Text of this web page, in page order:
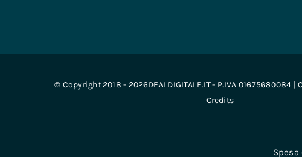
© Copyright 2018 - 2026DEALDIGITALE.IT - P.IVA 01675680084 |
Credits
Spesa